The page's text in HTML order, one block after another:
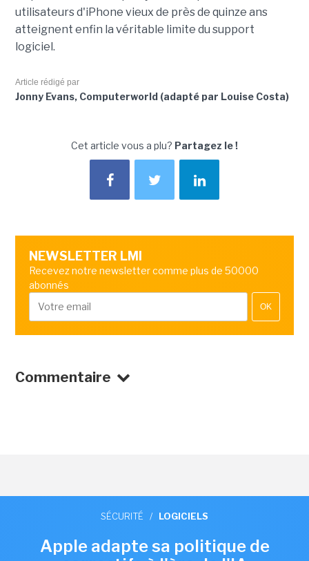
utilisateurs d'iPhone vieux de près de quinze ans
atteignent enfin la véritable limite du support
logiciel.
Article rédigé par
Jonny Evans, Computerworld (adapté par Louise Costa)
Cet article vous a plu? Partagez le !
NEWSLETTER LMI
Recevez notre newsletter comme plus de 50000
abonnés
OK
Commentaire
SÉCURITÉ / LOGICIELS
Apple adapte sa politique de